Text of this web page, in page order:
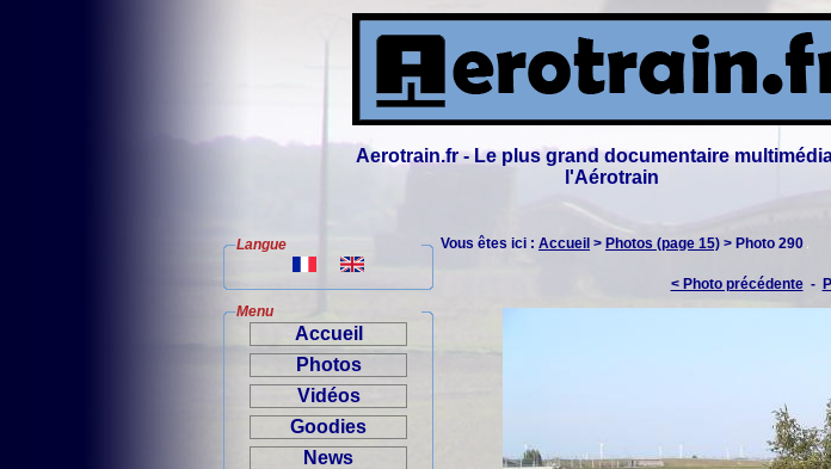
Aerotrain.fr - Le plus grand documentaire
l'Aérotrain
Langue
Menu
Accueil
Photos
Vidéos
Goodies
News
Vous êtes ici : Accueil > Photos (page 15) > Photo 290
< Photo précédente-